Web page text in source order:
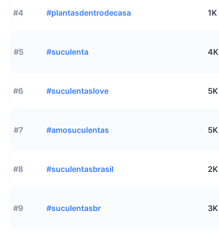
#4 #plantasdentrodecasa 1K
#5 #suculenta 4K
#6 #suculentaslove 5K
#7 #amosuculentas 5K
#8 #suculentasbrasil 2K
#9 #suculentasbr 3K